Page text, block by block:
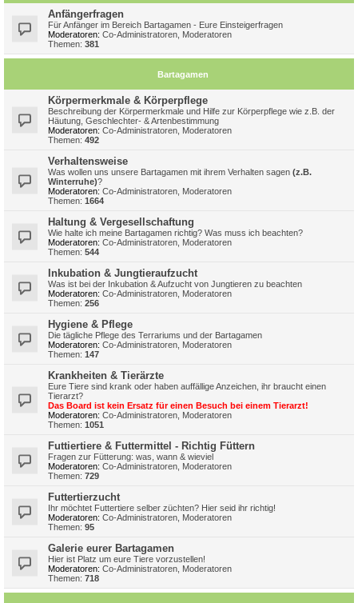
Anfängerfragen
Für Anfänger im Bereich Bartagamen - Eure Einsteigerfragen
Moderatoren: Co-Administratoren Moderatoren
Themen: 381
Bartagamen
Körpermerkmale & Körperpflege
Beschreibung der Körpermerkmale und Hilfe zur Körperpflege wie z.B. der
Häutung, Geschlechter- & Artenbestimmung
Moderatoren: Co-Administratoren Moderatoren
Themen: 492
Verhaltensweise
Was wollen uns unsere Bartagamen mit ihrem Verhalten sagen (z.B.
Winterruhe)?
Moderatoren: Co-Administratoren Moderatoren
Themen: 1664
Haltung & Vergesellschaftung
Wie halte ich meine Bartagamen richtig? Was muss ich beachten?
Moderatoren: Co-Administratoren Moderatoren
Themen: 544
Inkubation & Jungtieraufzucht
Was ist bei der Inkubation & Aufzucht von Jungtieren zu beachten
Moderatoren: Co-Administratoren Moderatoren
Themen: 256
Hygiene & Pflege
Die tägliche Pflege des Terrariums und der Bartagamen
Moderatoren: Co-Administratoren Moderatoren
Themen: 147
Krankheiten & Tierärzte
Eure Tiere sind krank oder haben auffällige Anzeichen, ihr braucht einen
Tierarzt?
Das Board ist kein Ersatz für einen Besuch bei einem Tierarzt!
Moderatoren: Co-Administratoren Moderatoren
Themen: 1051
Futtiertiere & Futtermittel - Richtig Füttern
Fragen zur Fütterung: was, wann & wieviel
Moderatoren: Co-Administratoren Moderatoren
Themen: 729
Futtertierzucht
Ihr möchtet Futtertiere selber züchten? Hier seid ihr richtig!
Moderatoren: Co-Administratoren Moderatoren
Themen: 95
Galerie eurer Bartagamen
Hier ist Platz um eure Tiere vorzustellen!
Moderatoren: Co-Administratoren Moderatoren
Themen: 718